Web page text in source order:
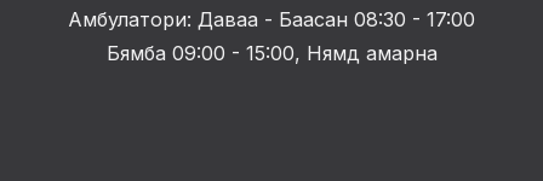
Амбулатори: Даваа - Баасан 08:30 - 17:00
Бямба 09:00 - 15:00, Нямд амарна